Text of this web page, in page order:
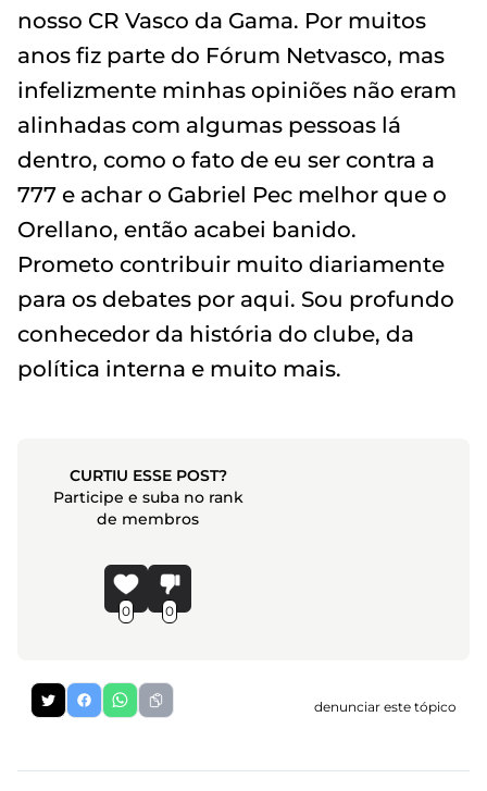
nosso CR Vasco da Gama. Por muitos
anos fiz parte do Fórum Netvasco, mas
infelizmente minhas opiniões não eram
alinhadas com algumas pessoas lá
dentro, como o fato de eu ser contra a
777 e achar o Gabriel Pec melhor que o
Orellano, então acabei banido.
Prometo contribuir muito diariamente
para os debates por aqui. Sou profundo
conhecedor da história do clube, da
política interna e muito mais.
CURTIU ESSE POST?
Participe e suba no rank
de membros
0 0
denunciar este tópico